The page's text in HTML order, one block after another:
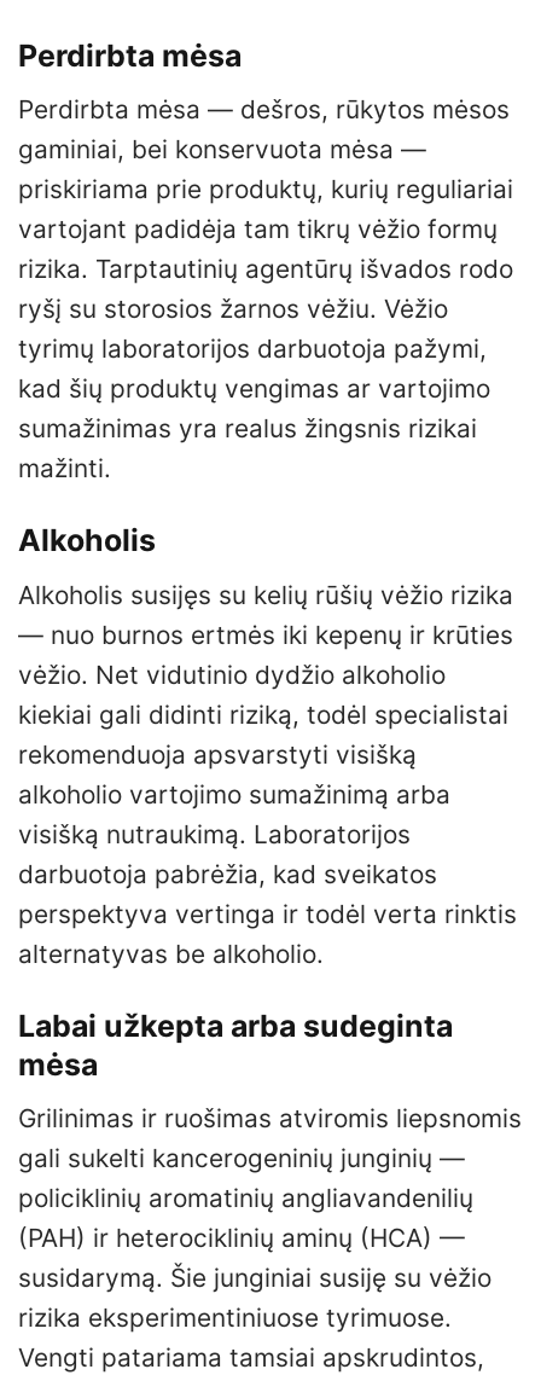
Perdirbta mėsa
Perdirbta mėsa — dešros, rūkytos mėsos
gaminiai, bei konservuota mėsa —
priskiriama prie produktų, kurių reguliariai
vartojant padidėja tam tikrų vėžio formų
rizika. Tarptautinių agentūrų išvados rodo
ryšį su storosios žarnos vėžiu. Vėžio
tyrimų laboratorijos darbuotoja pažymi,
kad šių produktų vengimas ar vartojimo
sumažinimas yra realus žingsnis rizikai
mažinti.
Alkoholis
Alkoholis susijęs su kelių rūšių vėžio rizika
— nuo burnos ertmės iki kepenų ir krūties
vėžio. Net vidutinio dydžio alkoholio
kiekiai gali didinti riziką, todėl specialistai
rekomenduoja apsvarstyti visišką
alkoholio vartojimo sumažinimą arba
visišką nutraukimą. Laboratorijos
darbuotoja pabrėžia, kad sveikatos
perspektyva vertinga ir todėl verta rinktis
alternatyvas be alkoholio.
Labai užkepta arba sudeginta
mėsa
Grilinimas ir ruošimas atviromis liepsnomis
gali sukelti kancerogeninių junginių —
policiklinių aromatinių angliavandenilių
(PAH) ir heterociklinių aminų (HCA) —
susidarymą. Šie junginiai susiję su vėžio
rizika eksperimentiniuose tyrimuose.
Vengti patariama tamsiai apskrudintos,